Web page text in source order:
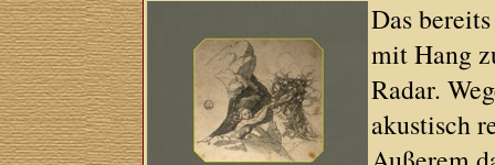
Das
mit Hang
Radar.
akustisch